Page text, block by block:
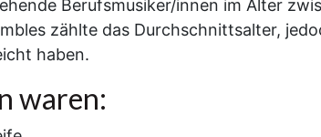
Berufsmusiker/innen im Alter
zählte das Durchschnittsalter,
haben.
waren: